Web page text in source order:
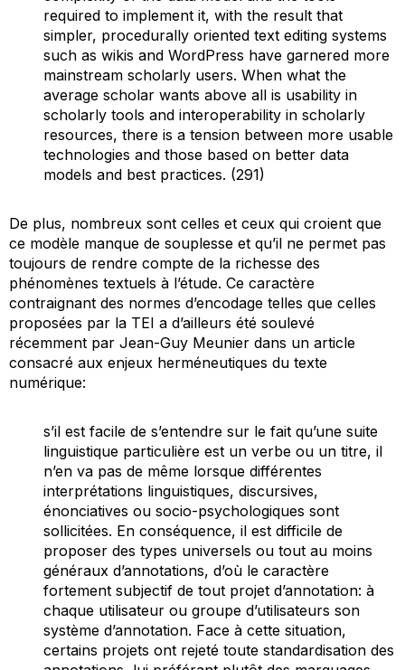
required to implement it, with the result that
simpler, procedurally oriented text editing systems
such as wikis and WordPress have garnered more
mainstream scholarly users. When what the
average scholar wants above all is usability in
scholarly tools and interoperability in scholarly
resources, there is a tension between more usable
technologies and those based on better data
models and best practices. (291)
De plus, nombreux sont celles et ceux qui croient que
ce modèle manque de souplesse et qu’il ne permet pas
toujours de rendre compte de la richesse des
phénomènes textuels à l’étude. Ce caractère
contraignant des normes d’encodage telles que celles
proposées par la TEI a d’ailleurs été soulevé
récemment par Jean-Guy Meunier dans un article
consacré aux enjeux herméneutiques du texte
numérique:
s’il est facile de s’entendre sur le fait qu’une suite
linguistique particulière est un verbeou un titre, il
n’en va pas de même lorsque différentes
interprétations linguistiques, discursives,
énonciatives ou socio-psychologiques sont
sollicitées. En conséquence, il est difficile de
proposer des types universels ou tout au moins
généraux d’annotations, d’où le caractère
fortement subjectif de tout projet d’annotation: à
chaque utilisateur ou groupe d’utilisateurs son
système d’annotation. Face à cette situation,
certains projets ont rejeté toute standardisation des